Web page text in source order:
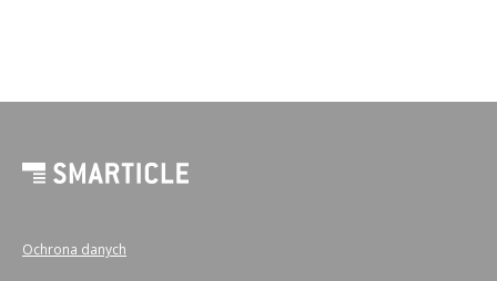
Ochrona danych